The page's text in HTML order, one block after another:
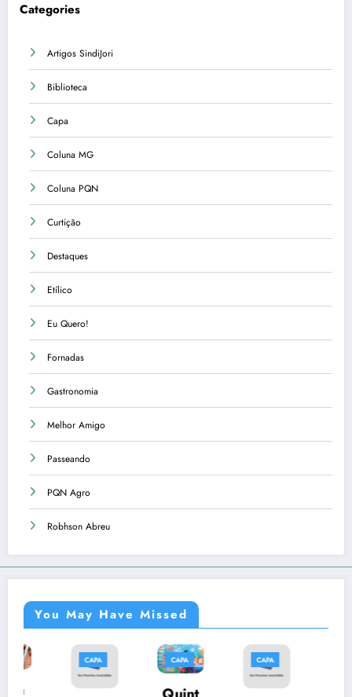
Categories
Artigos SindiJori
Biblioteca
Capa
Coluna MG
Coluna PQN
Curtição
Destaques
Etílico
Eu Quero!
Fornadas
Gastronomia
Melhor Amigo
Passeando
PQN Agro
Robhson Abreu
You May Have Missed
CAPA CAPA
Músi